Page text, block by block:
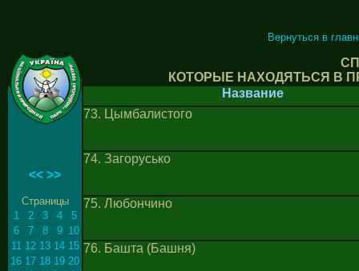
Вернуться в
КОТОРЫЕ НАХОДЯТЬСЯ В
<< >>
Страницы
1
2 3 4
5
6
7 8 9 10
11 12 13 14 15
16 17 18 19 20
Название
73. Цымбалистого
74. Загорусько
75. Любончино
76. Башта (Башня)